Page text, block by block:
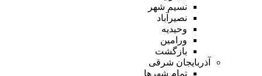
نسیم شهر
نصیرآباد
وحیدیه
ورامین
بازگشت
آذربایجان شرقی
تمام شهر‌ها